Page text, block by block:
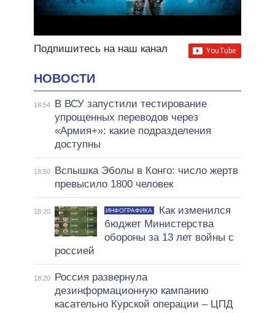
Подпишитесь на наш канал
НОВОСТИ
18:54
В ВСУ запустили тестирование
упрощенных переводов через
«Армия+»: какие подразделения
доступны
18:50
Вспышка Эболы в Конго: число жертв
превысило 1800 человек
18:20 ИНФОГРАФИКА
Как изменился
бюджет Министерства
обороны за 13 лет войны с
россией
18:20
Россия развернула
дезинформационную кампанию
касательно Курской операции – ЦПД